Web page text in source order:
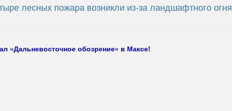
лесных пожара возникли из-за ландшафтного огня
«Дальневосточное обозрение» в Максе!